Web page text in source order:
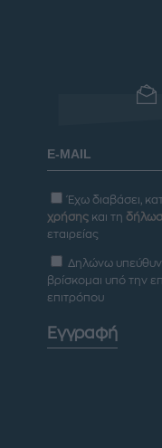
Έχω διαβάσει,
χρήσης και τη
εταιρείας
Δηλώνω
βρίσκομαι υπό την
επιτρόπου
Εγγραφή